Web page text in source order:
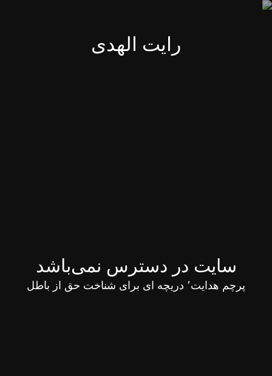
رایت الهدی
سایت در دسترس نمی‌باشد
پرچم هدایت٬ دریچه ای برای شناخت حق از باطل